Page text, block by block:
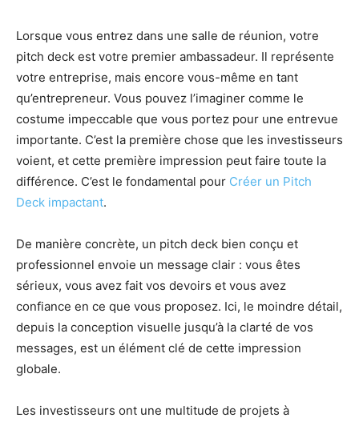
Lorsque vous entrez dans une salle de réunion, votre
pitch deck est votre premier ambassadeur. Il représente
votre entreprise, mais encore vous-même en tant
qu’entrepreneur. Vous pouvez l’imaginer comme le
costume impeccable que vous portez pour une entrevue
importante. C’est la première chose que les investisseurs
voient, et cette première impression peut faire toute la
différence. C’est le fondamental pour Créer un Pitch
Deck impactant.
De manière concrète, un pitch deck bien conçu et
professionnel envoie un message clair : vous êtes
sérieux, vous avez fait vos devoirs et vous avez
confiance en ce que vous proposez. Ici, le moindre détail,
depuis la conception visuelle jusqu’à la clarté de vos
messages, est un élément clé de cette impression
globale.
Les investisseurs ont une multitude de projets à